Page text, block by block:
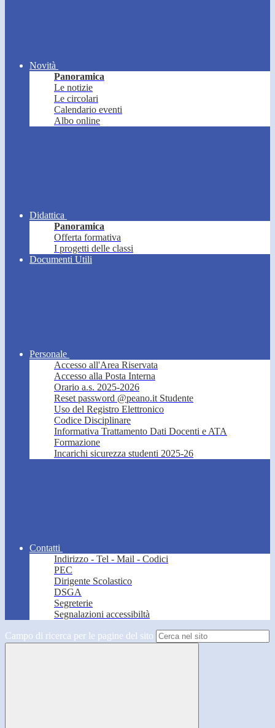
Novità
Panoramica
Le notizie
Le circolari
Calendario eventi
Albo online
Didattica
Panoramica
Offerta formativa
I progetti delle classi
Documenti Utili
Personale
Accesso all'Area Riservata
Accesso alla Posta Interna
Orario a.s. 2025-2026
Reset password @peano.it Studente
Uso del Registro Elettronico
Codice Disciplinare
Informativa Trattamento Dati Docenti e ATA
Formazione
Incarichi sicurezza studenti 2025-26
Contatti
Indirizzo - Tel - Mail - Codici
PEC
Dirigente Scolastico
DSGA
Segreterie
Segnalazioni accessibiltà
Campo di ricerca per le pagine del sito